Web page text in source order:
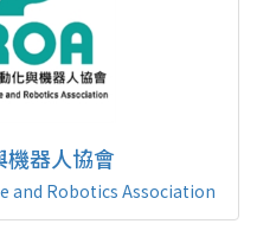
機器人協會
and Robotics Association